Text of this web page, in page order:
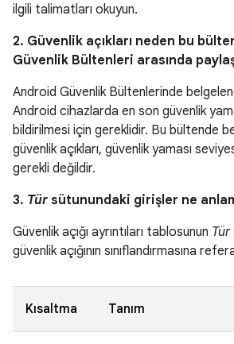
ilgili talimatları okuyun.
2. Güvenlik açıkları neden bu
Güvenlik Bültenleri arasında
Android Güvenlik Bültenlerinde
Android cihazlarda en son güvenlik
bildirilmesi için gereklidir. Bu bültende
güvenlik açıkları, güvenlik yaması
gerekli değildir.
3. Tür sütunundaki girişler ne
Güvenlik açığı ayrıntıları tablosunun Tür
güvenlik açığının sınıflandırmasına
Kısaltma Tanım